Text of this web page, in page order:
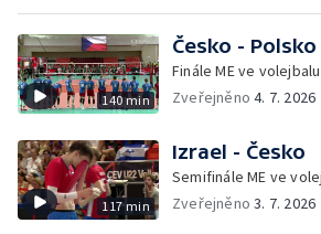
140 min
Česko - Polsko
Finále ME ve
Zveřejněno4. 7. 2026
117 min
Izrael - Česko
Semifinále ME ve
Zveřejněno3. 7. 2026